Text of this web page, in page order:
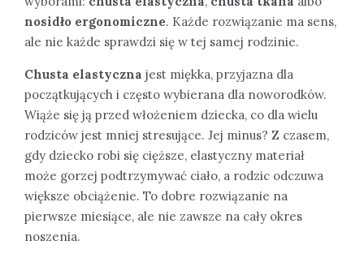
nosidło ergonomiczne. Każde rozwiązanie ma sens,
ale nie każde sprawdzi się w tej samej rodzinie.
Chusta elastyczna jest miękka, przyjazna dla
początkujących i często wybierana dla noworodków.
Wiąże się ją przed włożeniem dziecka, co dla wielu
rodziców jest mniej stresujące. Jej minus? Z czasem,
gdy dziecko robi się cięższe, elastyczny materiał
może gorzej podtrzymywać ciało, a rodzic odczuwa
większe obciążenie. To dobre rozwiązanie na
pierwsze miesiące, ale nie zawsze na cały okres
noszenia.